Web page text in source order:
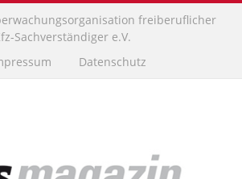
freiberuflicher
Sachverständiger e.V.
Datenschutz